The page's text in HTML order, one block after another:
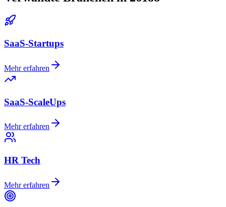
SaaS-Startups
Mehr erfahren
SaaS-ScaleUps
Mehr erfahren
HR Tech
Mehr erfahren